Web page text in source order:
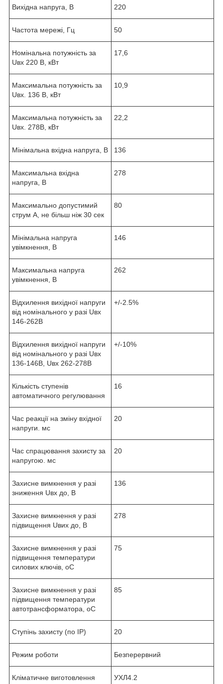
Вихідна напруга, В 220
Частота мережі, Гц 50
Номінальна потужність за
Uвх 220 В, кВт
17,6
Максимальна потужність за
Uвх. 136 В, кВт
10,9
Максимальна потужність за
Uвх. 278В, кВт
22,2
Мінімальна вхідна напруга, В 136
Максимальна вхідна
напруга, В
278
Максимально допустимий
струм А, не більш ніж 30 сек
80
Мінімальна напруга
увімкнення, В
146
Максимальна напруга
увімкнення, В
262
Відхилення вихідної напруги
від номінального у разі Uвх
146-262В
+/-2.5%
Відхилення вихідної напруги
від номінального у разі Uвх
136-146В, Uвх 262-278В
+/-10%
Кількість ступенів
автоматичного регулювання
16
Час реакції на зміну вхідної
напруги. мс
20
Час спрацювання захисту за
напругою. мс
20
Захисне вимкнення у разі
зниження Uвх до, В
136
Захисне вимкнення у разі
підвищення Uвих до, В
278
Захисне вимкнення у разі
підвищення температури
силових ключів, oС
75
Захисне вимкнення у разі
підвищення температури
автотрансформатора, oС
85
Ступінь захисту (по IP) 20
Режим роботи Безперервний
Кліматичне виготовлення УХЛ4.2